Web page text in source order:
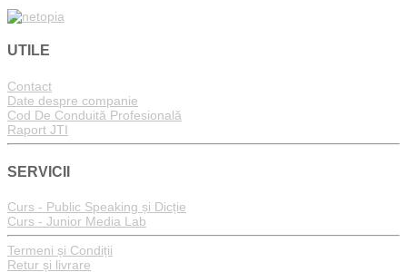
UTILE
Contact
Date despre companie
Cod De Conduită Profesională
Raport JTI
SERVICII
Curs - Public Speaking și Dicție
Curs - Junior Media Lab
Termeni și Condiții
Retur și livrare